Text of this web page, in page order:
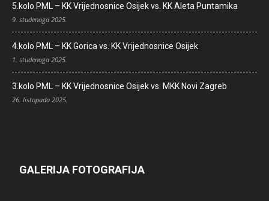
5.kolo PML – KK Vrijednosnice Osijek vs. KK Aleta Puntamika
9. studenoga 2025.
4.kolo PML – KK Gorica vs. KK Vrijednosnice Osijek
1. studenoga 2025.
3.kolo PML – KK Vrijednosnice Osijek vs. MKK Novi Zagreb
26. listopada 2025.
GALERIJA FOTOGRAFIJA